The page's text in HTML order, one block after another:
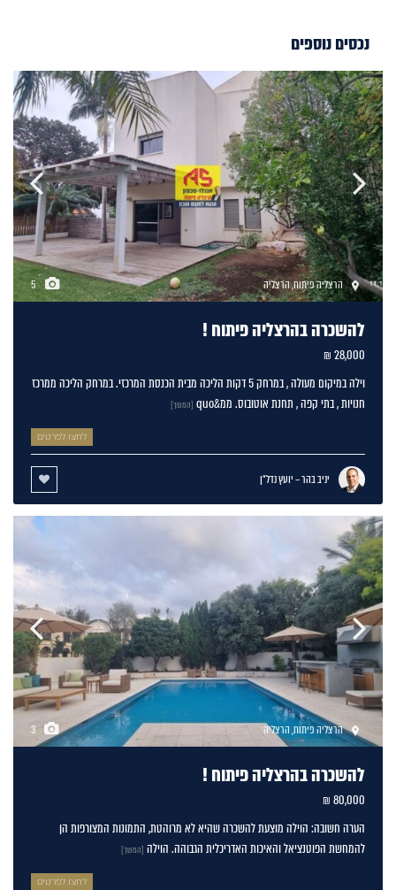
נכסים נוספים
5 הרצליה פיתוח,הרצליה
להשכרה בהרצליה פיתוח !
28,000 ₪
וילה במיקום מעולה , במרחק 5 דקות הליכה מבית הכנסת המרכזי. במרחק הליכה ממרכז
חנויות , בתי קפה , תחנת אוטובוס. ממ&quo
[המשך]
לחצו לפרטים
יניב בהר – יועץ נדל"ן
הרצליה פיתוח,הרצליה
להשכרה בהרצליה פיתוח !
80,000 ₪
הערה חשובה: הוילה מוצעת להשכרה שהיא לא מרוהטת, התמונות המצורפות הן
להמחשת הפוטנציאל והאיכות האדריכלית הגבוהה. הוילה [המשך]
לחצו לפרטים